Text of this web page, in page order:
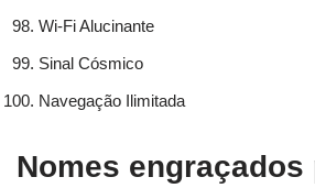
Wi-Fi Alucinante
Sinal Cósmico
Navegação Ilimitada
Nomes engraçados